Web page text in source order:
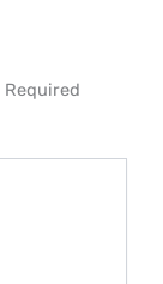
Required